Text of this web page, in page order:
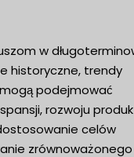
w
historyczne, trendy
podejmować
rozwoju
celów
zrównoważonego